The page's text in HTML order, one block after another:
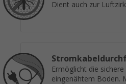
Dient auch zur
Ermöglicht die
eingenähtem Boden.